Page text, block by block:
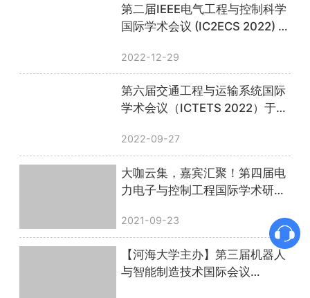
第二届IEEE电气工程与控制科学
国际学术会议 (IC2ECS 2022) 顺
2022-12-29
第六届交通工程与运输系统国际
学术会议（ICTETS 2022）于线
2022-09-27
大咖云集，嘉宾汇聚！第四届电
力电子与控制工程国际学术研讨
2021-09-23
【河海大学主办】第三届机器人
与智能制造技术国际会议